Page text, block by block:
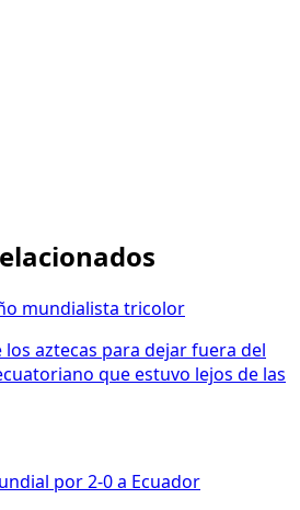
mundialista tricolor
aztecas para dejar fuera del
que estuvo lejos de las
por 2-0 a Ecuador